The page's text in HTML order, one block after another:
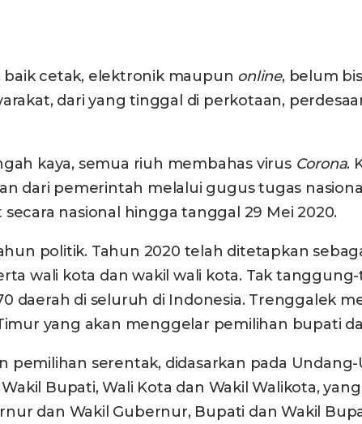
baik cetak, elektronik maupun online, belum
dari yang tinggal di perkotaan,
kaya, semua riuh membahas virus Corona.
dari pemerintah melalui gugus tugas
nasional hingga tanggal 29 Mei 2020.
politik. Tahun 2020 telah ditetapkan
wali kota dan wakil wali kota. Tak
daerah di seluruh di Indonesia. Trenggalek
yang akan menggelar pemilihan bupati
serentak, didasarkan pada Undang-
Bupati, Wali Kota dan Wakil Walikota,
dan Wakil Gubernur, Bupati dan Wakil